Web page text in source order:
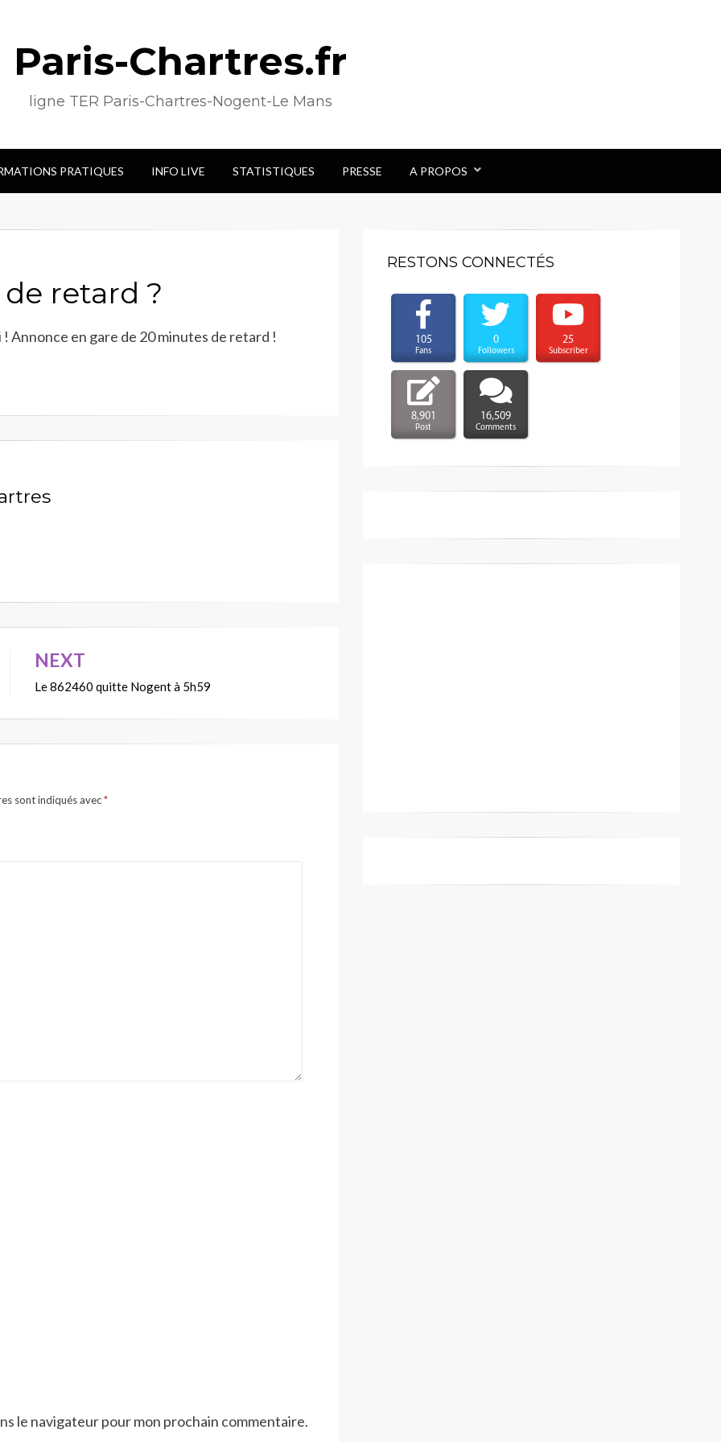
Paris-Chartres.fr
ligne TER Paris-Chartres-Nogent-Le Mans
PRATIQUES INFO LIVE STATISTIQUES PRESSE A PROPOS
retard ?
Annonce en gare de 20 minutes de retard !
NEXT
Le 862460 quitte Nogent à 5h59
sont indiqués avec*
le navigateur pour mon prochain commentaire.
RESTONS CONNECTÉS
105
Fans
0
Followers
25
Subscriber
8,901
Post
16,509
Comments